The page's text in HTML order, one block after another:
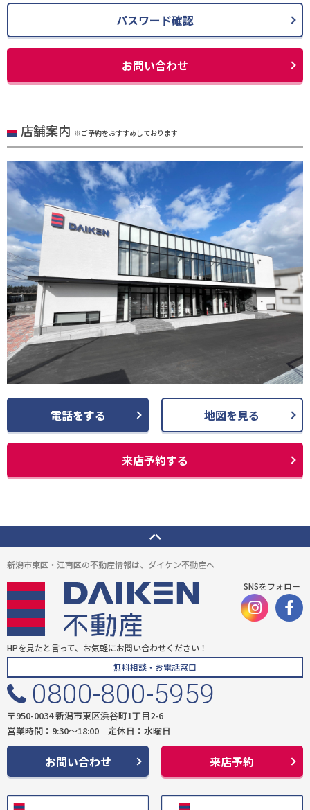
パスワード確認
お問い合わせ
店舗案内 ※ご予約をおすすめしております
電話をする 地図を見る
来店予約する
新潟市東区・江南区の不動産情報は、ダイケン不動産へ
SNSをフォロー
HPを見たと言って、お気軽にお問い合わせください！
無料相談・お電話窓口
0800-800-5959
〒950-0034 新潟市東区浜谷町1丁目2-6
営業時間：9:30〜18:00 定休日：水曜日
お問い合わせ 来店予約